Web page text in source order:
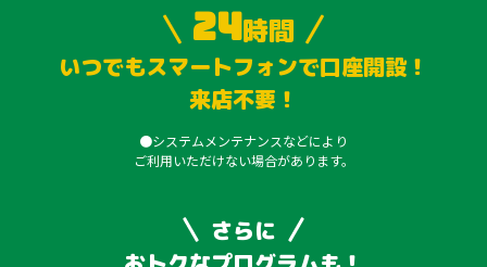
24時間
いつでもスマートフォンで口座開設！
来店不要！
●システムメンテナンスなどにより
ご利用いただけない場合があります。
さらに